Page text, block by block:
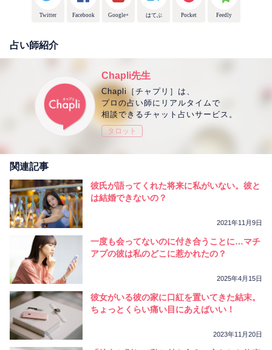
Twitter Facebook Google+ はてぶ Pocket Feedly
占い師紹介
Chapli先生
Chapli［チャプリ］は、
プロの占い師にリアルタイムで
相談できるチャット占いサービス。
タロット
関連記事
彼氏が語ってくれた将来に私がいない。彼と
は結婚できないの？
2021年11月9日
一度も会ってないのに付き合うことに…マチ
アプの彼は私のどこに惹かれたの？
2025年4月15日
彼女がいる彼の家に口紅を置いてきた結末。
ちょっとくらい痛い目にあえばいい！
2023年11月20日